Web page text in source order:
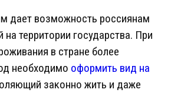
дает возможность россиянам
на территории государства. При
в стране более
необходимо оформить вид на
законно жить и даже